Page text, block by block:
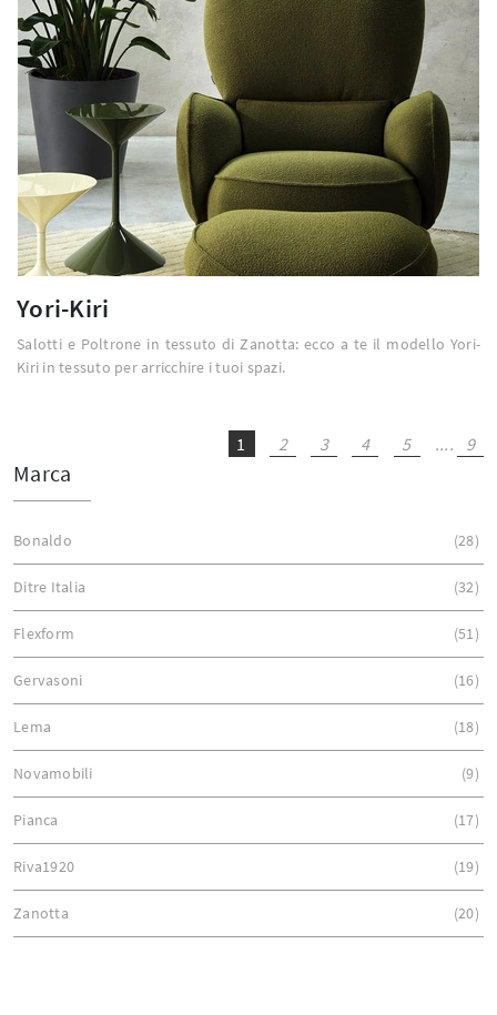
Yori-Kiri
Salotti e Poltrone in tessuto di Zanotta: ecco a te il modello Yori-
Kiri in tessuto per arricchire i tuoi spazi.
1 2 3 4 5 .... 9
Marca
Bonaldo 28
Ditre Italia 32
Flexform 51
Gervasoni 16
Lema 18
Novamobili 9
Pianca 17
Riva1920 19
Zanotta 20